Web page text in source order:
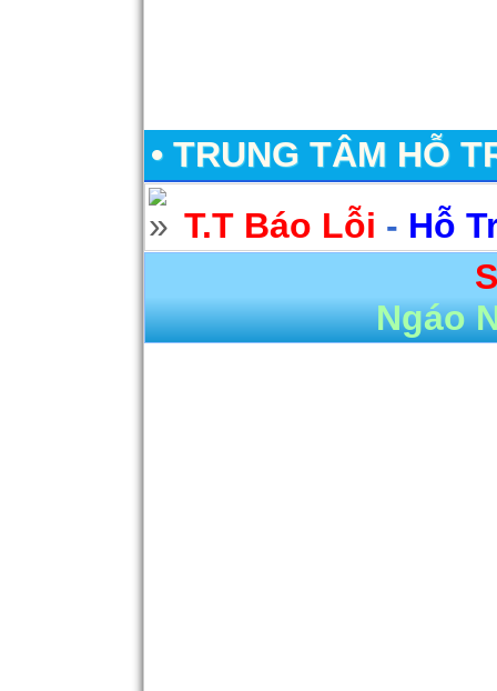
• TRUNG TÂM HỖ
T.T Báo Lỗi - Hỗ
Ngáo